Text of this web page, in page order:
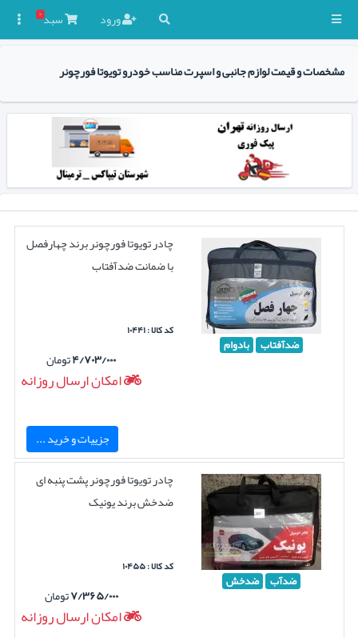
ورود سبد۰
مشخصات و قیمت لوازم جانبی و اسپرت مناسب خودرو تویوتا فورچونر
ضدآفتاب بادوام
چادر تویوتا فورچونر برند چهارفصل
با ضمانت ضدآفتاب
کد کالا : ۱۰۴۴۱
۴/۷۰۳/۰۰۰تومان
امکان ارسال روزانه
جزییات و خرید ...
ضدآب ضدخش
چادر تویوتا فورچونر پشت پنبه ای
ضدخش برند یونیک
کد کالا : ۱۰۴۵۵
۷/۳۶۵/۰۰۰تومان
امکان ارسال روزانه